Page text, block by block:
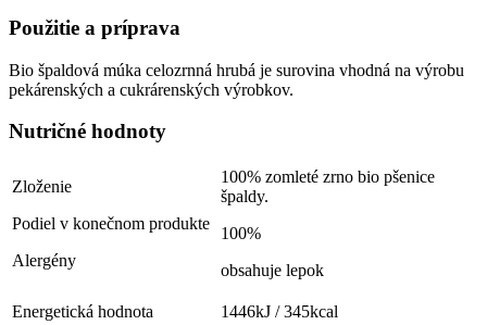
Použitie a príprava
Bio špaldová múka celozrnná hrubá je surovina vhodná na výrobu
pekárenských a cukrárenských výrobkov.
Nutričné hodnoty
Zloženie
Podiel v konečnom produkte
Alergény
100% zomleté zrno bio pšenice
špaldy.
100%
obsahuje lepok
Energetická hodnota
1446kJ / 345kcal